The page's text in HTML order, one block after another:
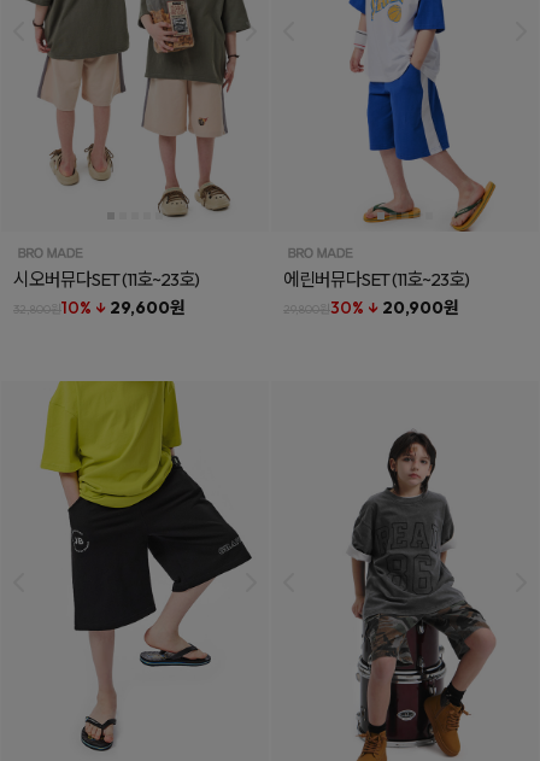
시오버뮤다SET(11호~23호)
32,800원10% ↓ 29,600원
에린버뮤다SET(11호~23호)
29,800원30% ↓ 20,900원